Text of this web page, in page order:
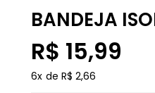
BANDEJA
R$ 15,99
6x R$ 2,66